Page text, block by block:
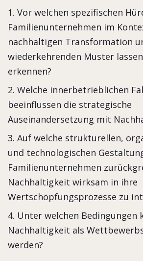
1. Vor welchen spezifischen
Familienunternehmen im
nachhaltigen Transformation
wiederkehrenden Muster
erkennen?
2. Welche innerbetrieblichen
beeinflussen die strategische
Auseinandersetzung mit
3. Auf welche strukturellen,
und technologischen
Familienunternehmen
Nachhaltigkeit wirksam in ihre
Wertschöpfungsprozesse zu
4. Unter welchen Bedingungen
Nachhaltigkeit als
werden?